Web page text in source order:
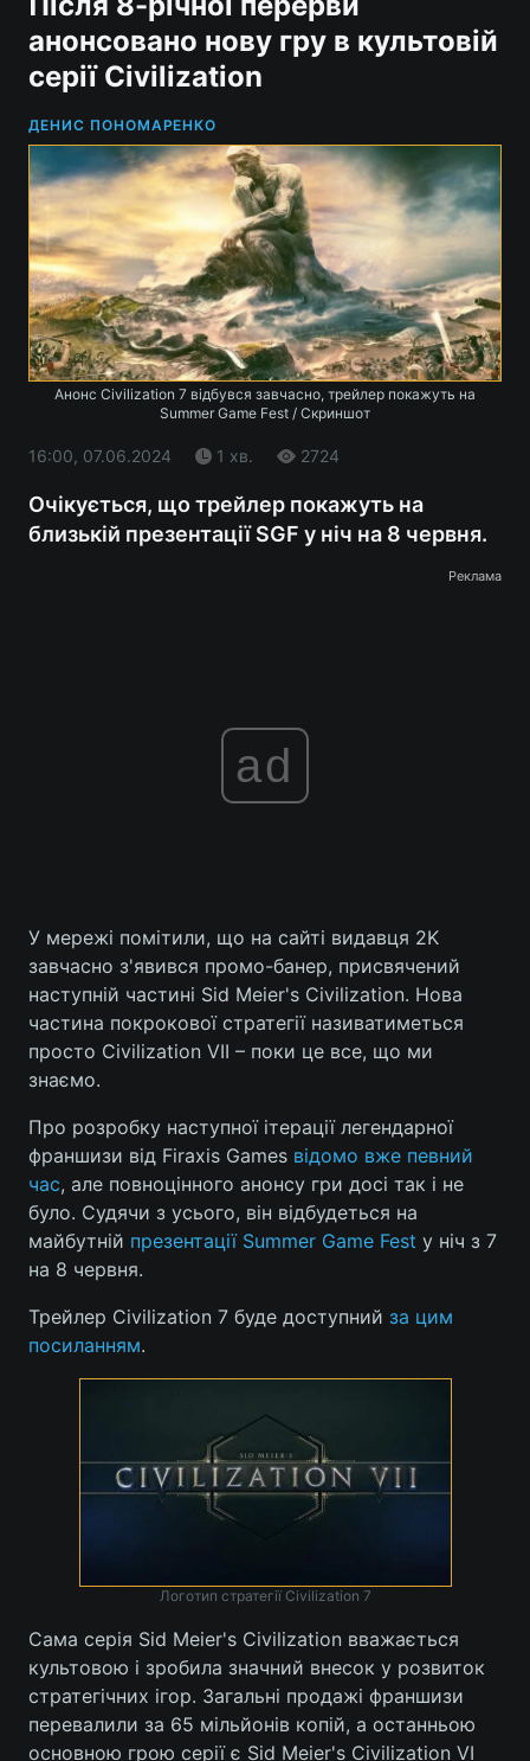
анонсовано нову гру в культовій
серії Civilization
ДЕНИС ПОНОМАРЕНКО
Анонс Civilization 7 відбувся завчасно, трейлер покажуть на
Summer Game Fest / Скриншот
16:00, 07.06.2024 1 хв. 2724
Очікується, що трейлер покажуть на
близькій презентації SGF у ніч на 8 червня.
Реклама
ad
У мережі помітили, що на сайті видавця 2K
завчасно з'явився промо-банер, присвячений
наступній частині Sid Meier's Civilization. Нова
частина покрокової стратегії називатиметься
просто Civilization VII – поки це все, що ми
знаємо.
Про розробку наступної ітерації легендарної
франшизи від Firaxis Games відомо вже певний
час, але повноцінного анонсу гри досі так і не
було. Судячи з усього, він відбудеться на
майбутній презентації Summer Game Fest у ніч з 7
на 8 червня.
Трейлер Civilization 7 буде доступний за цим
посиланням.
Логотип стратегії Civilization 7
Сама серія Sid Meier's Civilization вважається
культовою і зробила значний внесок у розвиток
стратегічних ігор. Загальні продажі франшизи
перевалили за 65 мільйонів копій, а останньою
основною грою серії є Sid Meier's Civilization VI